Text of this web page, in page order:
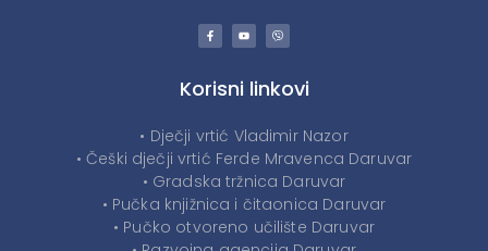
Korisni linkovi
• Dječji vrtić Vladimir Nazor
• Češki dječji vrtić Ferde Mravenca Daruvar
• Gradska tržnica Daruvar
• Pučka knjižnica i čitaonica Daruvar
• Pučko otvoreno učilište Daruvar